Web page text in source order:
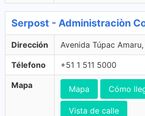
Serpost - Administraciòn
Dirección Avenida Túpac
Télefono +51 1 511 5000
Mapa Mapa Cómo
Vista de calle